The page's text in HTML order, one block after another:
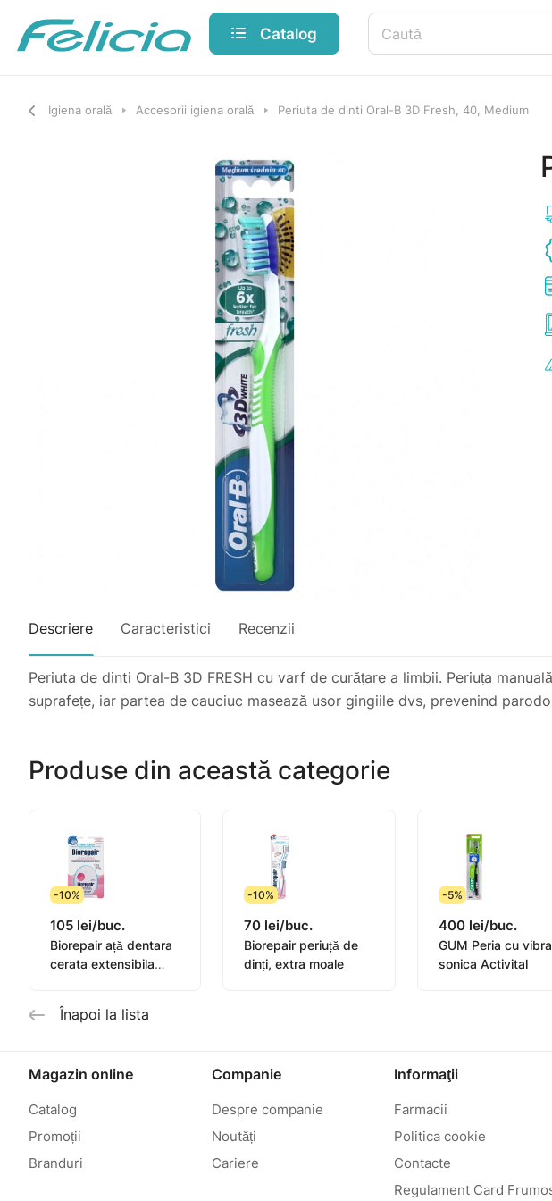
Catalog
Igiena orală Accesorii igiena orală Periuta de dinti Oral-B 3D Fresh, 40, Medium
Descriere Caracteristici Recenzii
Periuta de dinti Oral-B 3D FRESH cu varf de curățare a limbii. Periuța
suprafețe, iar partea de cauciuc masează usor gingiile dvs, prevenind
Produse din această categorie
-10%
105 lei/buc.
Biorepair ață dentara
cerata extensibila
-10%
70 lei/buc.
Biorepair periuță de
dinți, extra moale
-5%
400 lei/buc.
GUM Peria cu
sonica Activital
Înapoi la lista
Magazin online
Catalog
Promoții
Branduri
Companie
Despre companie
Noutăți
Cariere
Informaţii
Farmacii
Politica cookie
Contacte
Regulament Card